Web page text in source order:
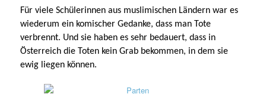
Für viele Schülerinnen aus muslimischen Ländern war es
wiederum ein komischer Gedanke, dass man Tote
verbrennt. Und sie haben es sehr bedauert, dass in
Österreich die Toten kein Grab bekommen, in dem sie
ewig liegen können.